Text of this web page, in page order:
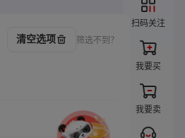
清空选项 筛选不到？
扫码关注
我要买
我要卖